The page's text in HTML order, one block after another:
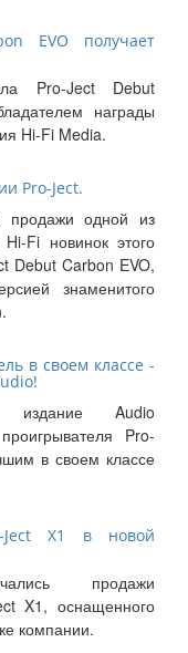
EVO получает
Pro-Ject Debut
награды
Hi-Fi Media.
Pro-Ject.
продажи одной из
Fi новинок этого
Debut Carbon EVO,
знаменитого
в своем классе -
издание Audio
Pro-
в своем классе
Ject X1 в новой
продажи
X1, оснащенного
компании.